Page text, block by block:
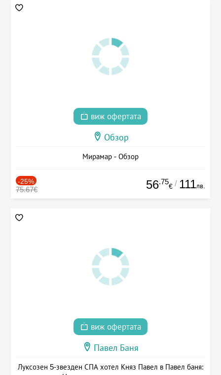
виж офертата
Обзор
Мирамар - Обзор
-25%
75.67€ 56.75
€ / 111лв.
виж офертата
Павел Баня
Луксозен 5-звезден СПА хотел Княз Павел в Павел баня: